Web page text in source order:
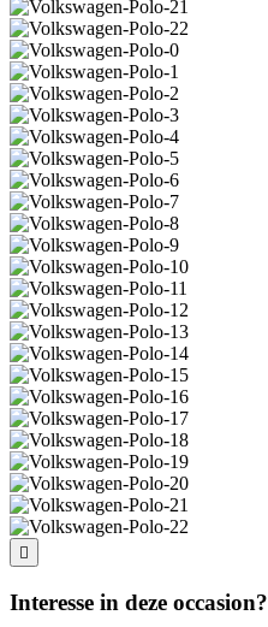
Interesse in deze occasion?